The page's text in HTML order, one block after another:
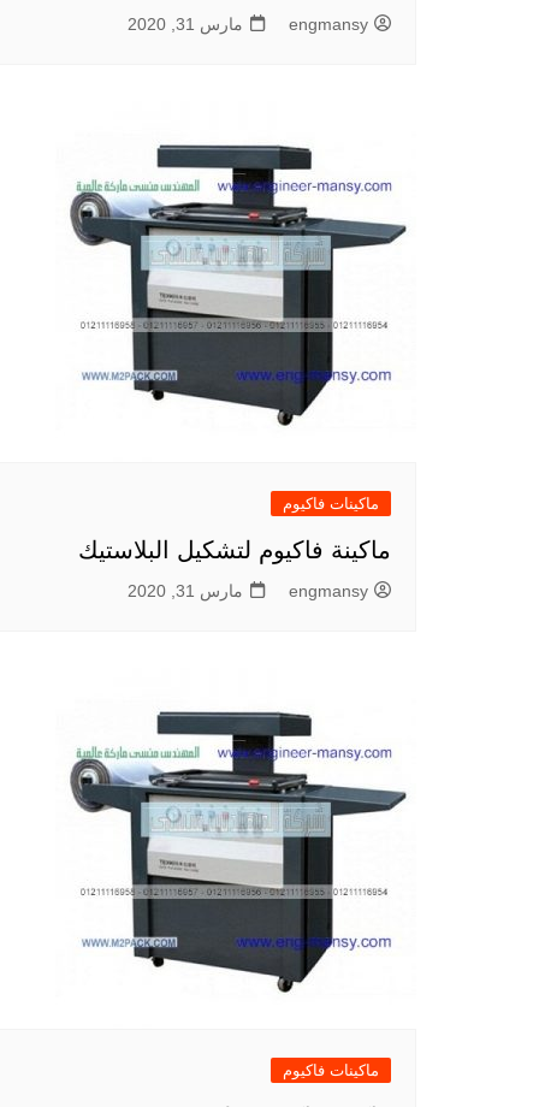
engmansy مارس 31, 2020
ماكينات فاكيوم
ماكينة فاكيوم لتشكيل البلاستيك
engmansy مارس 31, 2020
ماكينات فاكيوم